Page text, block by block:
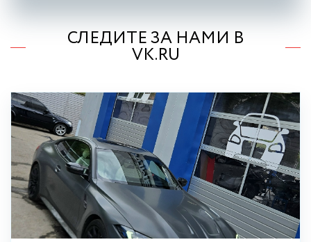
СЛЕДИТЕ ЗА НАМИ В
VK.RU